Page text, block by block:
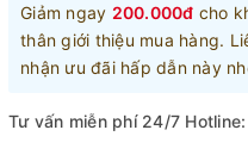
Giảm ngay 200.000đ cho
thân giới thiệu mua hàng.
nhận ưu đãi hấp dẫn này
Tư vấn miễn phí 24/7 Hotline: